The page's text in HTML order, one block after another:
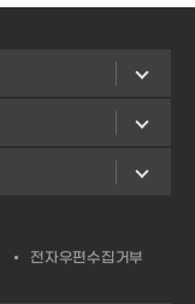
전자우편수집거부